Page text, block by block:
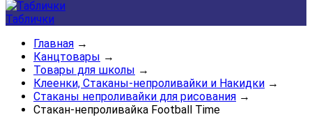
Таблички
Главная →
Канцтовары →
Товары для школы →
Клеенки, Стаканы-непроливайки и Накидки →
Стаканы непроливайки для рисования →
Стакан-непроливайка Football Time